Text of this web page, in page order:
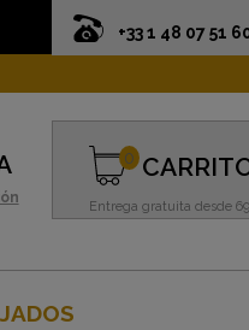
+33 1 48 07 51
Entrega gratuita desde
0